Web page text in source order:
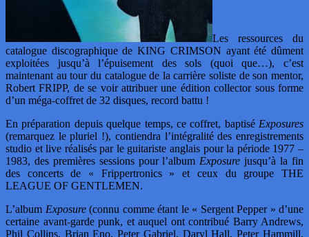
Les ressources du
catalogue discographique de KING CRIMSON ayant été dûment
exploitées jusqu’à l’épuisement des sols (quoi que…), c’est
maintenant au tour du catalogue de la carrière soliste de son mentor,
Robert FRIPP, de se voir attribuer une édition collector sous forme
d’un méga-coffret de 32 disques, record battu !
En préparation depuis quelque temps, ce coffret, baptisé Exposures
(remarquez le pluriel !), contiendra l’intégralité des enregistrements
studio et live réalisés par le guitariste anglais pour la période 1977 –
1983, des premières sessions pour l’albumExposure jusqu’à la fin
des concerts de « Frippertronics » et ceux du groupe THE
LEAGUE OF GENTLEMEN.
L’album Exposure(connu comme étant le « Sergent Pepper » d’une
certaine avant-garde punk, et auquel ont contribué Barry Andrews,
Phil Collins, Brian Eno, Peter Gabriel, Daryl Hall, Peter Hammill,